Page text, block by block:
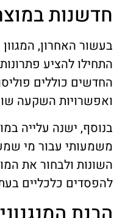
חדשנות
בעשור האחרון,
התחילו להציע
החדשים כוללים
ואפשרויות השקעה
בנוסף, ישנה עלייה
משמעותי עבור מי
השונות ולבחור את
להפסדים כלכליים